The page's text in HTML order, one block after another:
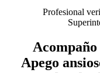
Profesional
Acompaño
Apego